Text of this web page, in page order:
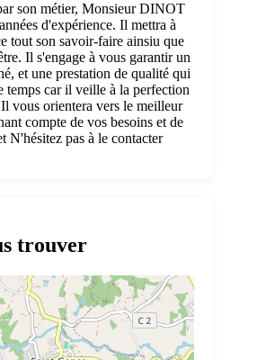
son métier, Monsieur DINOT
d'expérience. Il mettra à
tout son savoir-faire ainsiu que
Il s'engage à vous garantir un
et une prestation de qualité qui
temps car il veille à la perfection
vous orientera vers le meilleur
compte de vos besoins et de
N'hésitez pas à le contacter
trouver